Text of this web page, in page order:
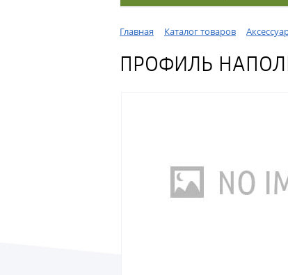
Главная Каталог товаров
ПРОФИЛЬ